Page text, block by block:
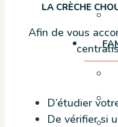
LA CRÈCHE
Afin de vous
D’étudier
De vérifier si